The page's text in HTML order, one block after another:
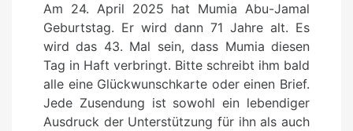
s
t
e
d
o
n
Am 24. April 2025 hat Mumia Abu-Jamal
Geburtstag. Er wird dann 71 Jahre alt. Es
wird das 43. Mal sein, dass Mumia diesen
Tag in Haft verbringt. Bitte schreibt ihm bald
alle eine Glückwunschkarte oder einen Brief.
Jede Zusendung ist sowohl ein lebendiger
Ausdruck der Unterstützung für ihn als auch